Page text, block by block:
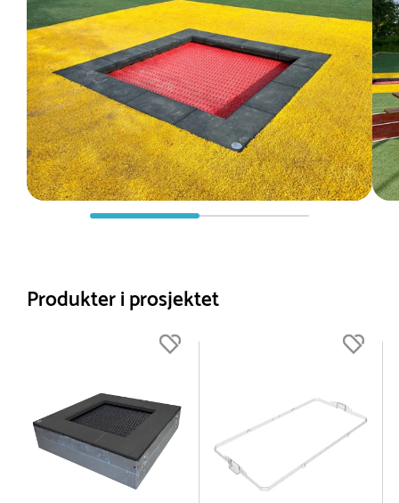
Produkter i prosjektet